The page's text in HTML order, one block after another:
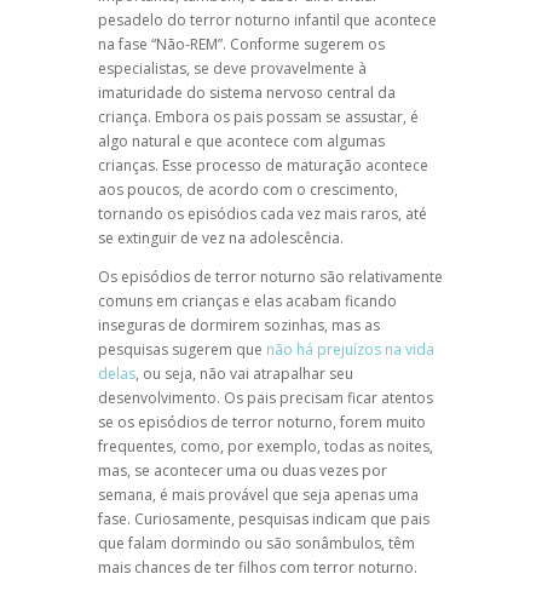
pesadelo do terror noturno infantil que acontece
na fase “Não-REM”. Conforme sugerem os
especialistas, se deve provavelmente à
imaturidade do sistema nervoso central da
criança. Embora os pais possam se assustar, é
algo natural e que acontece com algumas
crianças. Esse processo de maturação acontece
aos poucos, de acordo com o crescimento,
tornando os episódios cada vez mais raros, até
se extinguir de vez na adolescência.
Os episódios de terror noturno são relativamente
comuns em crianças e elas acabam ficando
inseguras de dormirem sozinhas, mas as
pesquisas sugerem que não há prejuízos na vida
delas, ou seja, não vai atrapalhar seu
desenvolvimento. Os pais precisam ficar atentos
se os episódios de terror noturno, forem muito
frequentes, como, por exemplo, todas as noites,
mas, se acontecer uma ou duas vezes por
semana, é mais provável que seja apenas uma
fase. Curiosamente, pesquisas indicam que pais
que falam dormindo ou são sonâmbulos, têm
mais chances de ter filhos com terror noturno.